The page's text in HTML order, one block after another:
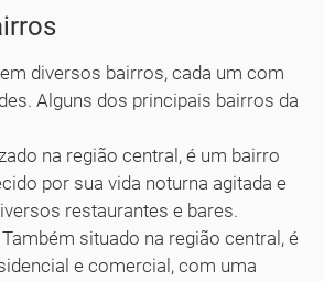
diversos bairros, cada um com
Alguns dos principais bairros da
na região central, é um bairro
por sua vida noturna agitada e
restaurantes e bares.
Também situado na região central, é
e comercial, com uma